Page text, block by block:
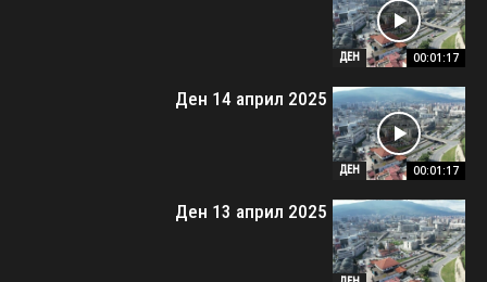
ДЕН 00:01:17
ДЕН 00:01:17
Ден 14 април 2025
Ден 13 април 2025